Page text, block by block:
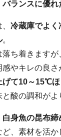
ランスに優れ
冷蔵庫でよ
。
ち着きますが
やキレの良さ
げて10～15℃ほ
酸の調和がよ
白身魚の昆布締
ど、素材を活